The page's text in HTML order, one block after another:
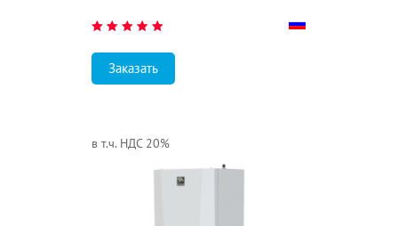
Заказать
в т.ч. НДС 20%